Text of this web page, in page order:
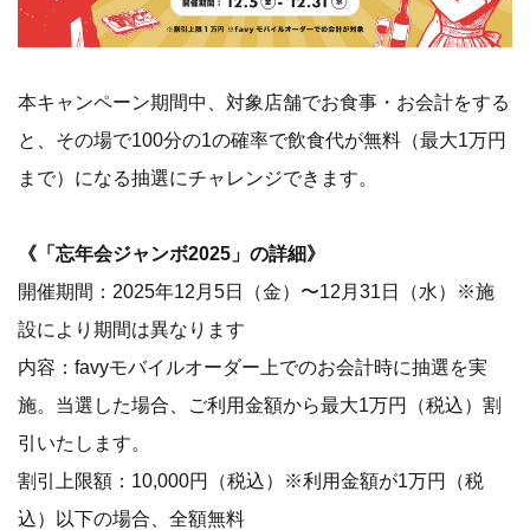
本キャンペーン期間中、対象店舗でお食事・お会計をする
と、その場で100分の1の確率で飲食代が無料（最大1万円
まで）になる抽選にチャレンジできます。
《「忘年会ジャンボ2025」の詳細》
開催期間：2025年12月5日（金）〜12月31日（水）※施
設により期間は異なります
内容：favyモバイルオーダー上でのお会計時に抽選を実
施。当選した場合、ご利用金額から最大1万円（税込）割
引いたします。
割引上限額：10,000円（税込）※利用金額が1万円（税
込）以下の場合、全額無料